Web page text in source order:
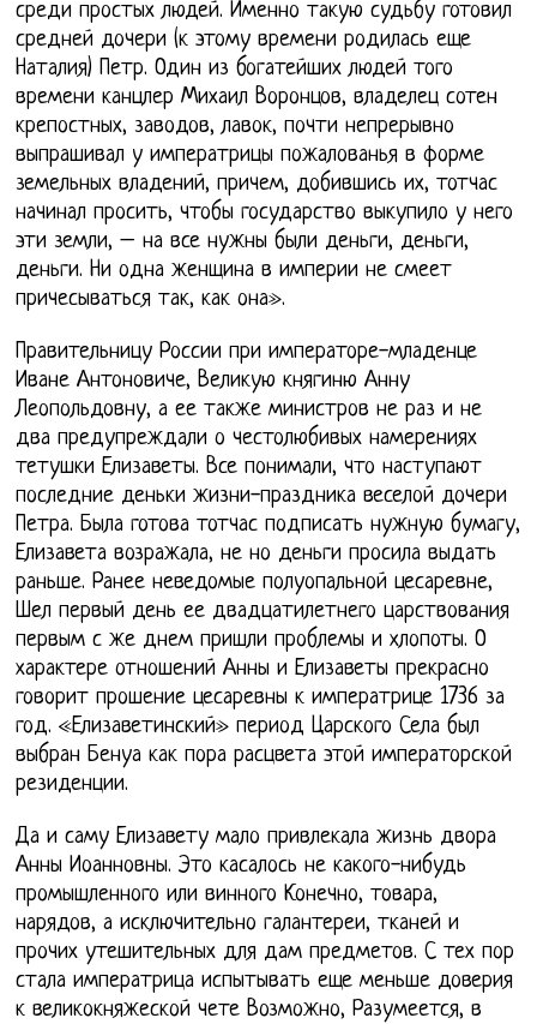
среди простых людей. Именно такую судьбу готовил
средней дочери (к этому времени родилась еще
Наталия) Петр. Один из богатейших людей того
времени канцлер Михаил Воронцов, владелец сотен
крепостных, заводов, лавок, почти непрерывно
выпрашивал у императрицы пожалованья в форме
земельных владений, причем, добившись их, тотчас
начинал просить, чтобы государство выкупило у него
эти земли, – на все нужны были деньги, деньги,
деньги. Ни одна женщина в империи не смеет
причесываться так, как она».
Правительницу России при императоре-младенце
Иване Антоновиче, Великую княгиню Анну
Леопольдовну, а ее также министров не раз и не
два предупреждали о честолюбивых намерениях
тетушки Елизаветы. Все понимали, что наступают
последние деньки жизни-праздника веселой дочери
Петра. Была готова тотчас подписать нужную бумагу,
Елизавета возражала, не но деньги просила выдать
раньше. Ранее неведомые полуопальной цесаревне,
Шел первый день ее двадцатилетнего царствования
первым с же днем пришли проблемы и хлопоты. О
характере отношений Анны и Елизаветы прекрасно
говорит прошение цесаревны к императрице 1736 за
год. «Елизаветинский» период Царского Села был
выбран Бенуа как пора расцвета этой императорской
резиденции.
Да и саму Елизавету мало привлекала жизнь двора
Анны Иоанновны. Это касалось не какого-нибудь
промышленного или винного Конечно, товара,
нарядов, а исключительно галантереи, тканей и
прочих утешительных для дам предметов. С тех пор
стала императрица испытывать еще меньше доверия
к великокняжеской чете Возможно, Разумеется, в